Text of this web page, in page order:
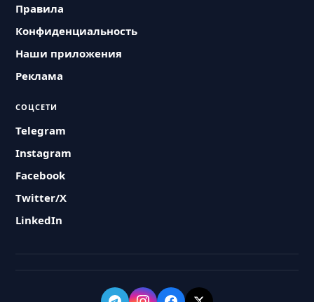
Правила
Конфиденциальность
Наши приложения
Реклама
СОЦСЕТИ
Telegram
Instagram
Facebook
Twitter/X
LinkedIn